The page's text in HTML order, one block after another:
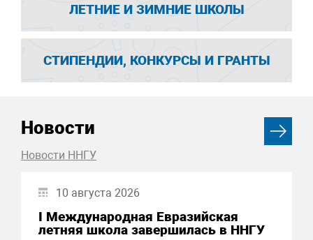
ЛЕТНИЕ И ЗИМНИЕ ШКОЛЫ
СТИПЕНДИИ, КОНКУРСЫ И ГРАНТЫ
Новости
Новости ННГУ
10 августа 2026
I Международная Евразийская
летняя школа завершилась в ННГУ